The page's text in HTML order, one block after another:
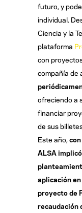
futuro, y
individual.
Ciencia y la
plataforma
con
compañía de
ofreciendo a
financiar
de sus
Este año,
ALSA
aplicación
proyecto de
recaudación